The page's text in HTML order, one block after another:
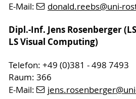
E-Mail:
donald.reebs@uni-
Dipl.-Inf. Jens Rosenberger
LS Visual Computing)
Telefon: +49 (0)381 - 498 7493
Raum: 366
E-Mail:
jens.rosenberger